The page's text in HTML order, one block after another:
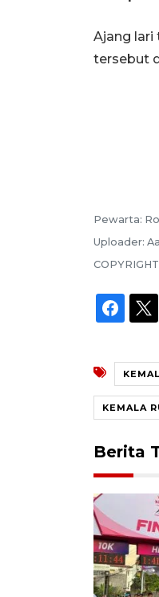
Ajang lari
tersebut
Pewarta:
Uploader:
KEMALA
Berita